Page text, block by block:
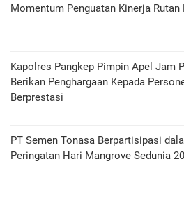
Momentum Penguatan Kinerja Rutan
Kapolres Pangkep Pimpin Apel Jam
Berikan Penghargaan Kepada
Berprestasi
PT Semen Tonasa Berpartisipasi
Peringatan Hari Mangrove Sedunia